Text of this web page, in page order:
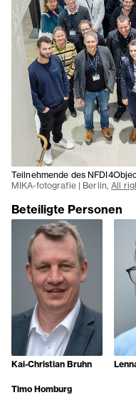
Teilnehmende des
MIKA-fotografie | Berlin,All
Beteiligte Personen
Kai-Christian Bruhn
Timo Homburg